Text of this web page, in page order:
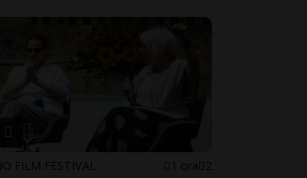
FILM FESTIVAL 1 ora 2